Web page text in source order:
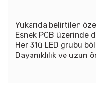
Yukarıda belirtilen
Esnek PCB üzerinde
Her 3'lü LED grubu
Dayanıklılık ve uzun